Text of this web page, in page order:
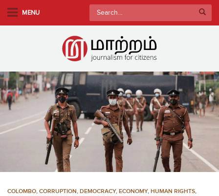
m
a
i
c
MENU
Search
for:
COLOMBO, CORRUPTION, DEMOCRACY, ECONOMY, HUMAN RIGHTS,